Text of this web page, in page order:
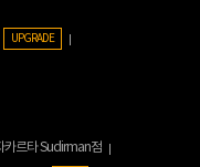
UPGRADE
카르타 Sudirman점